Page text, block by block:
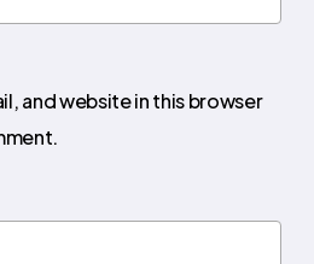
and website in this browser